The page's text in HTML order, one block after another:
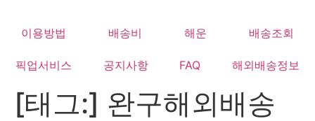
content
이용방법 배송비 해운 배송조회
픽업서비스 공지사항 FAQ 해외배송정보
[태그:] 완구해외배송